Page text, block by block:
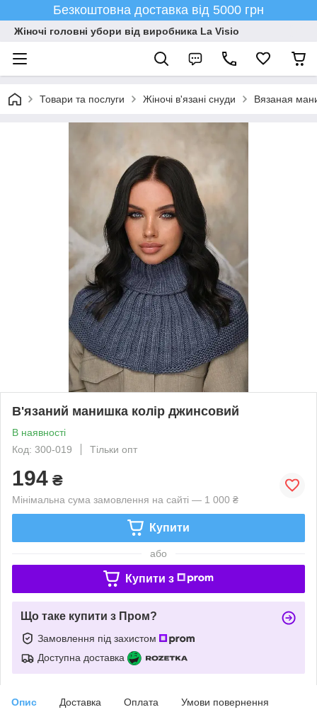
Безкоштовна доставка від 5000 грн
Жіночі головні убори від виробника La Visio
Товари та послуги Жіночі в'язані снуди Вязаная
В'язаний манишка колір джинсовий
В наявності
Код: 300-019
Тільки опт
194 ₴
Мінімальна сума замовлення на сайті — 1 000 ₴
Купити
або
Купити з
Що таке купити з Пром?
Замовлення під захистом
Доступна доставка
Опис Доставка Оплата Умови повернення